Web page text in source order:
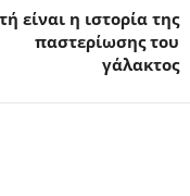
είναι η ιστορία της
παστερίωσης του
γάλακτος